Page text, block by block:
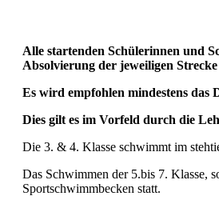
Alle startenden Schülerinnen und
Absolvierung der jeweiligen
Es wird empfohlen mindestens das
Dies gilt es im Vorfeld durch die
Die 3. & 4. Klasse schwimmt im
Das Schwimmen der 5.bis 7. Klasse,
Sportschwimmbecken statt.